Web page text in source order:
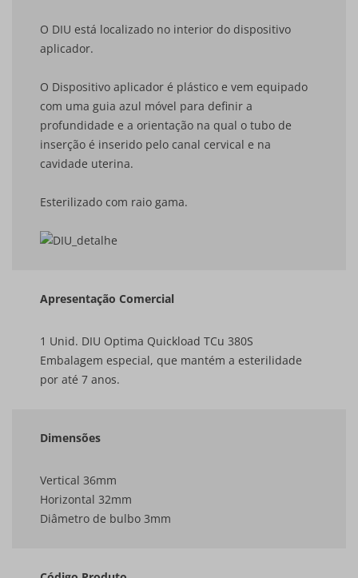
O DIU está localizado no interior do dispositivo
aplicador.
O Dispositivo aplicador é plástico e vem equipado
com uma guia azul móvel para definir a
profundidade e a orientação na qual o tubo de
inserção é inserido pelo canal cervical e na
cavidade uterina.
Esterilizado com raio gama.
Apresentação Comercial
1 Unid. DIU Optima Quickload TCu 380S
Embalagem especial, que mantém a esterilidade
por até 7 anos.
Dimensões
Vertical 36mm
Horizontal 32mm
Diâmetro de bulbo 3mm